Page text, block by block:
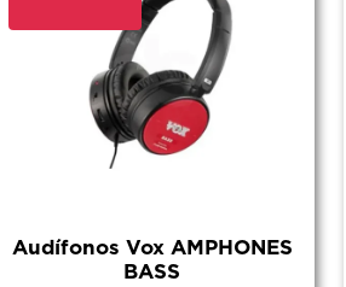
Audífonos Vox AMPHONES
BASS